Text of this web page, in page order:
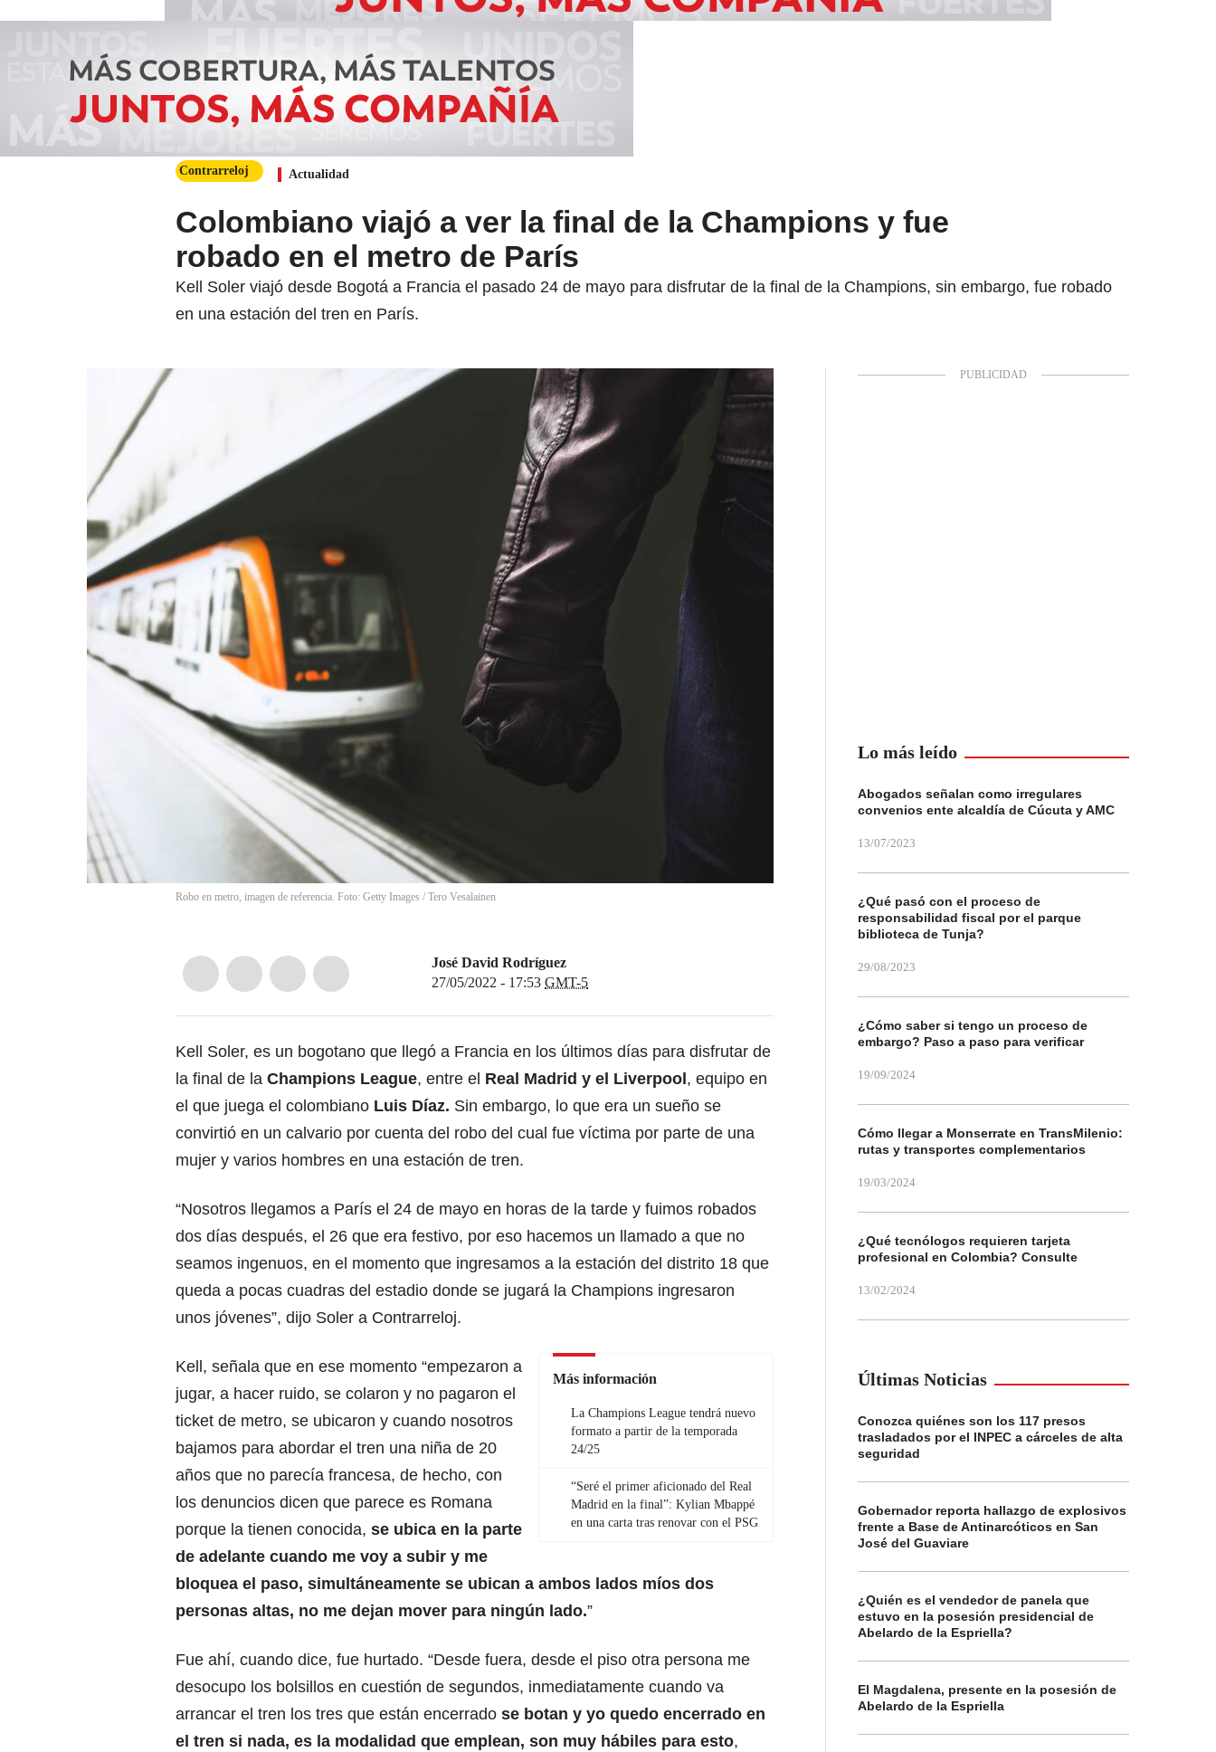
Contrarreloj Actualidad
Colombiano viajó a ver la final de la Champions y fue
robado en el metro de París
Kell Soler viajó desde Bogotá a Francia el pasado 24 de mayo para disfrutar de la final de la Champions, sin embargo, fue robado
en una estación del tren en París.
Robo en metro, imagen de referencia. Foto: Getty Images / Tero Vesalainen
José David Rodríguez
27/05/2022 - 17:53 GMT-5
Kell Soler, es un bogotano que llegó a Francia en los últimos días para disfrutar de
la final de la Champions League, entre el Real Madrid y el Liverpool , equipo en
el que juega el colombiano Luis Díaz. Sin embargo, lo que era un sueño se
convirtió en un calvario por cuenta del robo del cual fue víctima por parte de una
mujer y varios hombres en una estación de tren.
“Nosotros llegamos a París el 24 de mayo en horas de la tarde y fuimos robados
dos días después, el 26 que era festivo, por eso hacemos un llamado a que no
seamos ingenuos, en el momento que ingresamos a la estación del distrito 18 que
queda a pocas cuadras del estadio donde se jugará la Champions ingresaron
unos jóvenes”, dijo Soler a Contrarreloj.
Más información
La Champions League tendrá nuevo
formato a partir de la temporada
24/25
“Seré el primer aficionado del Real
Madrid en la final”: Kylian Mbappé
en una carta tras renovar con el PSG
Kell, señala que en ese momento “empezaron a
jugar, a hacer ruido, se colaron y no pagaron el
ticket de metro, se ubicaron y cuando nosotros
bajamos para abordar el tren una niña de 20
años que no parecía francesa, de hecho, con
los denuncios dicen que parece es Romana
porque la tienen conocida, se ubica en la parte
de adelante cuando me voy a subir y me
bloquea el paso, simultáneamente se ubican a ambos lados míos dos
personas altas, no me dejan mover para ningún lado.”
Fue ahí, cuando dice, fue hurtado. “Desde fuera, desde el piso otra persona me
desocupo los bolsillos en cuestión de segundos, inmediatamente cuando va
arrancar el tren los tres que están encerrado se botan y yo quedo encerrado en
el tren si nada, es la modalidad que emplean, son muy hábiles para esto,
Lo más leído
Abogados señalan como irregulares
convenios ente alcaldía de Cúcuta y AMC
13/07/2023
¿Qué pasó con el proceso de
responsabilidad fiscal por el parque
biblioteca de Tunja?
29/08/2023
¿Cómo saber si tengo un proceso de
embargo? Paso a paso para verificar
19/09/2024
Cómo llegar a Monserrate en TransMilenio:
rutas y transportes complementarios
19/03/2024
¿Qué tecnólogos requieren tarjeta
profesional en Colombia? Consulte
13/02/2024
Últimas Noticias
Conozca quiénes son los 117 presos
trasladados por el INPEC a cárceles de alta
seguridad
Gobernador reporta hallazgo de explosivos
frente a Base de Antinarcóticos en San
José del Guaviare
¿Quién es el vendedor de panela que
estuvo en la posesión presidencial de
Abelardo de la Espriella?
El Magdalena, presente en la posesión de
Abelardo de la Espriella